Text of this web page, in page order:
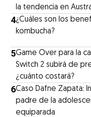
la tendencia en
4¿Cuáles son los
kombucha?
5Game Over para la
Switch 2 subirá de
¿cuánto costará?
6Caso Dafne Zapata:
padre de la
equiparada